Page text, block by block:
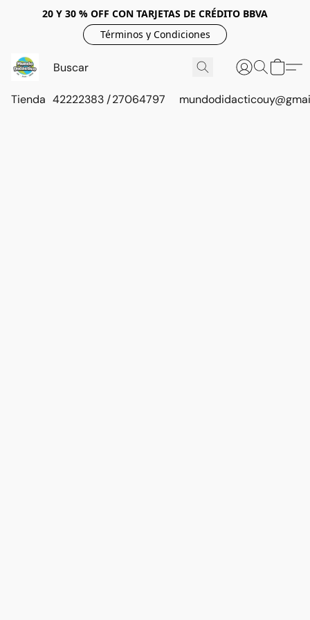
20 Y 30 % OFF CON TARJETAS DE CRÉDITO BBVA
Términos y Condiciones
Tienda 42222383 / 27064797